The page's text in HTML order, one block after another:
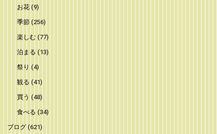
お花(9)
季節 (256)
楽しむ (77)
泊まる (13)
祭り (4)
観る (41)
買う (48)
食べる (34)
ブログ (621)